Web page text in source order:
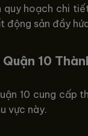
quy hoạch chi
động sản đầy
10
10 cung cấp
vực này.